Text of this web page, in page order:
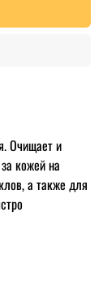
Очищает и
кожей на
а также для